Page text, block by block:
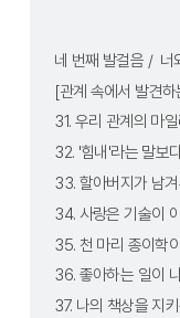
네 번째 발걸음 /  너
[관계 속에서 발견
31. 우리 관계의 마
32. '힘내'라는 말보
33. 할아버지가 남겨
34. 사랑은 기술이
35. 천 마리 종이학
36. 좋아하는 일이
37. 나의 책상을 지키